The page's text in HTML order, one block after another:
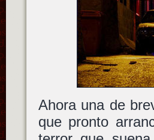
Ahora una de
que pronto